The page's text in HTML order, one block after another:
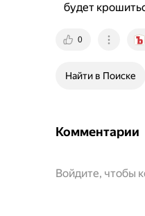
будет
0
Найти в Поиске
Комментарии
Войдите, чтобы